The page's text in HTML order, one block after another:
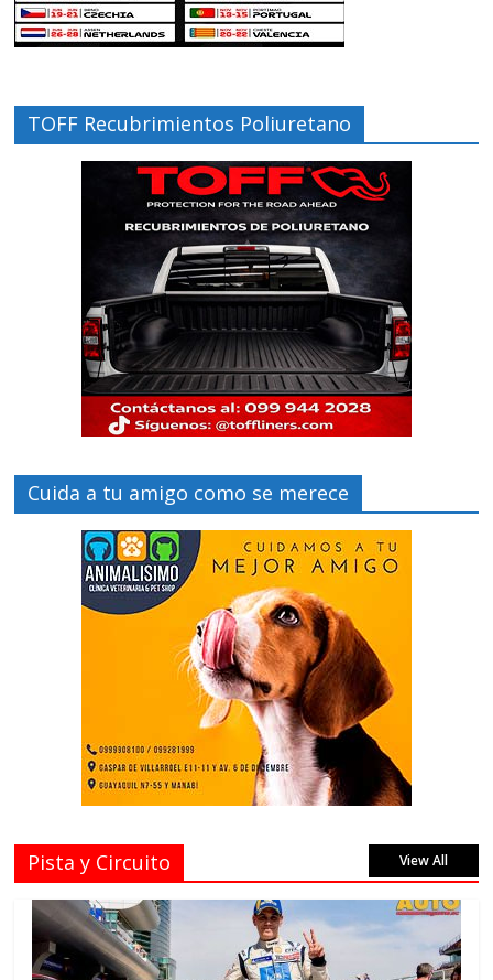
TOFF Recubrimientos Poliuretano
Cuida a tu amigo como se merece
Pista y Circuito View All